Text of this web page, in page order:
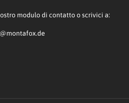
modulo di contatto o scrivici a: